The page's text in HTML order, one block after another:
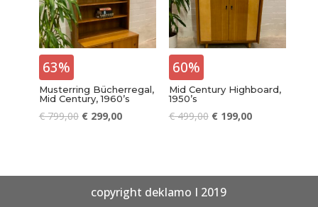
63%
Musterring Bücherregal,
Mid Century, 1960’s
€799,00 €299,00
60%
Mid Century Highboard,
1950’s
€499,00 €199,00
copyright deklamo I 2019